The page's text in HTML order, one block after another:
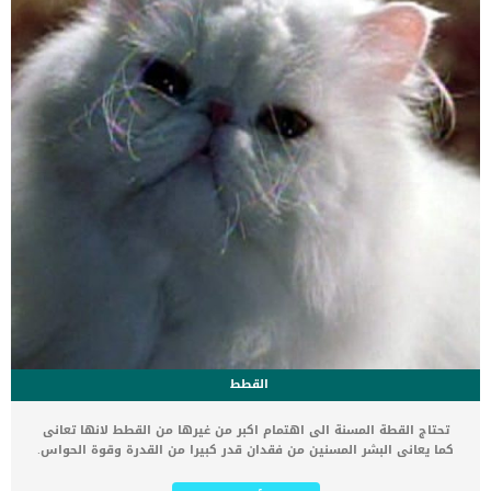
القطط
تحتاج القطة المسنة الى اهتمام اكبر من غيرها من القطط لانها تعانى
كما يعانى البشر المسنين من فقدان قدر كبيرا من القدرة وقوة الحواس.